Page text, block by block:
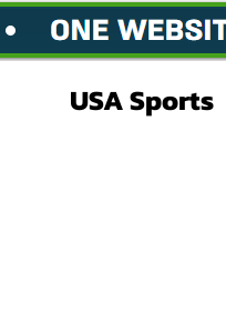
USA Sports